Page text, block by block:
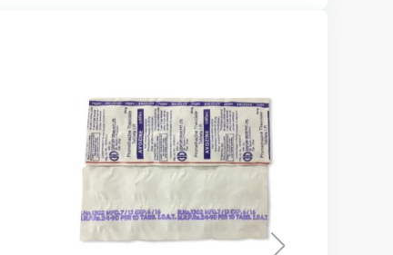
Rhinocort